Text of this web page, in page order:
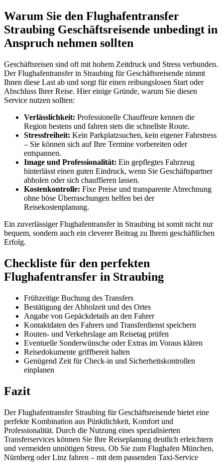
Warum Sie den Flughafentransfer
Straubing Geschäftsreisende unbedingt in
Anspruch nehmen sollten
Geschäftsreisen sind oft mit hohem Zeitdruck und Stress verbunden.
Der Flughafentransfer in Straubing für Geschäftsreisende nimmt
Ihnen diese Last ab und sorgt für einen reibungslosen Start oder
Abschluss Ihrer Reise. Hier einige Gründe, warum Sie diesen
Service nutzen sollten:
Verlässlichkeit: Professionelle Chauffeure kennen die
Region bestens und fahren stets die schnellste Route.
Stressfreiheit: Kein Parkplatzsuchen, kein eigener Fahrstress
– Sie können sich auf Ihre Termine vorbereiten oder
entspannen.
Image und Professionalität: Ein gepflegtes Fahrzeug
hinterlässt einen guten Eindruck, wenn Sie Geschäftspartner
abholen oder sich chauffieren lassen.
Kostenkontrolle: Fixe Preise und transparente Abrechnung
ohne böse Überraschungen helfen bei der
Reisekostenplanung.
Ein zuverlässiger Flughafentransfer in Straubing ist somit nicht nur
bequem, sondern auch ein cleverer Beitrag zu Ihrem geschäftlichen
Erfolg.
Checkliste für den perfekten
Flughafentransfer in Straubing
Frühzeitige Buchung des Transfers
Bestätigung der Abholzeit und des Ortes
Angabe von Gepäckdetails an den Fahrer
Kontaktdaten des Fahrers und Transferdienst speichern
Routen- und Verkehrslage am Reisetag prüfen
Eventuelle Sonderwünsche oder Extras im Voraus klären
Reisedokumente griffbereit halten
Genügend Zeit für Check-in und Sicherheitskontrollen
einplanen
Fazit
Der Flughafentransfer Straubing für Geschäftsreisende bietet eine
perfekte Kombination aus Pünktlichkeit, Komfort und
Professionalität. Durch die Nutzung eines spezialisierten
Transferservices können Sie Ihre Reiseplanung deutlich erleichtern
und vermeiden unnötigen Stress. Ob Sie zum Flughafen München,
Nürnberg oder Linz fahren – mit dem passenden Taxi-Service